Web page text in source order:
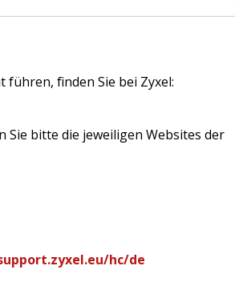
finden Sie bei Zyxel:
Sie bitte die jeweiligen Websites der
hc/de